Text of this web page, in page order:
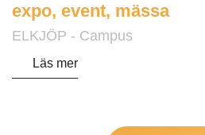
ELKJÖP - Campus
expo, event, mässa
Läs mer